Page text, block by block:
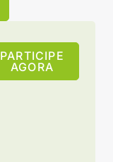
PARTICIPE
AGORA